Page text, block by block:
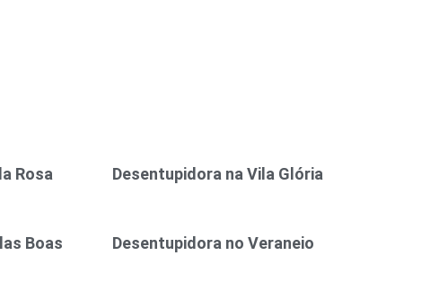
Rosa
Desentupidora na Vila Glória
Boas Desentupidora no Veraneio